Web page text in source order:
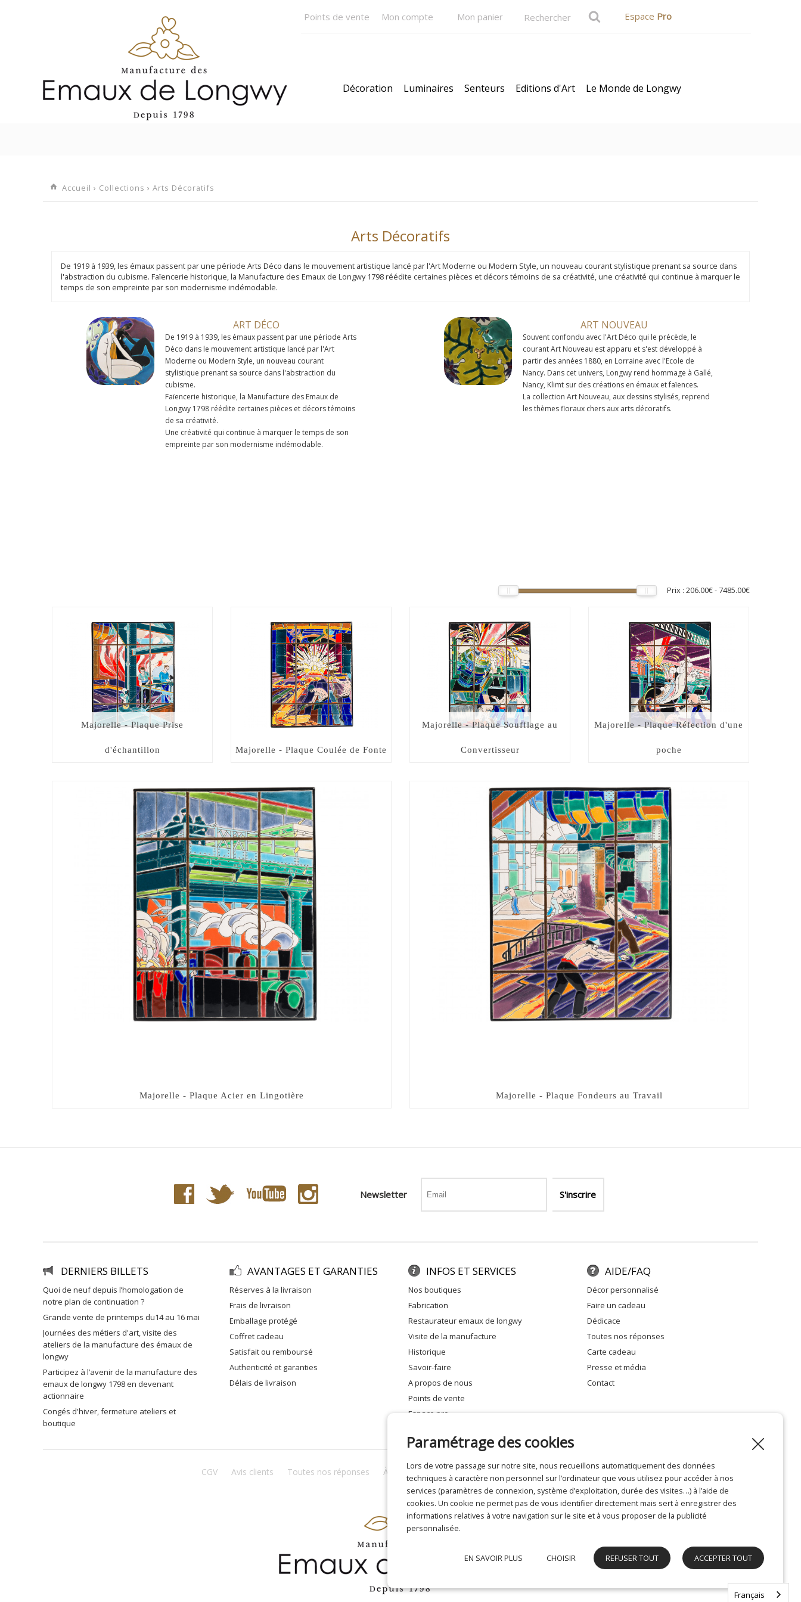
Points de vente Mon compte Mon panier Espace Pro
Décoration Luminaires Senteurs Editions d'Art Le Monde de Longwy
Accueil › Collections › Arts Décoratifs
Arts Décoratifs
De 1919 à 1939, les émaux passent par une période Arts Déco dans le mouvement artistique lancé par l'Art Moderne ou Modern Style, un nouveau courant stylistique prenant sa source dans
l'abstraction du cubisme. Faïencerie historique, la Manufacture des Emaux de Longwy 1798 réédite certaines pièces et décors témoins de sa créativité, une créativité qui continue à marquer le
temps de son empreinte par son modernisme indémodable.
ART DÉCO
De 1919 à 1939, les émaux passent par une période Arts
Déco dans le mouvement artistique lancé par l'Art
Moderne ou Modern Style, un nouveau courant
stylistique prenant sa source dans l'abstraction du
cubisme.
Faïencerie historique, la Manufacture des Emaux de
Longwy 1798 réédite certaines pièces et décors témoins
de sa créativité.
Une créativité qui continue à marquer le temps de son
empreinte par son modernisme indémodable.
ART NOUVEAU
Souvent confondu avec l'Art Déco qui le précède, le
courant Art Nouveau est apparu et s'est développé à
partir des années 1880, en Lorraine avec l'Ecole de
Nancy. Dans cet univers, Longwy rend hommage à Gallé,
Nancy, Klimt sur des créations en émaux et faïences.
La collection Art Nouveau, aux dessins stylisés, reprend
les thèmes floraux chers aux arts décoratifs.
Prix : 206.00€- 7485.00€
Majorelle - Plaque Prise
d'échantillon Majorelle - Plaque Coulée de Fonte
Majorelle - Plaque Soufflage au
Convertisseur
Majorelle - Plaque Réfection d'une
poche
Majorelle - Plaque Acier en Lingotière Majorelle - Plaque Fondeurs au Travail
Newsletter
DERNIERS BILLETS
quoi de neuf depuis l’homologation de
notre plan de continuation ?
grande vente de printemps du14 au 16 mai
journées des métiers d'art, visite des
ateliers de la manufacture des émaux de
longwy
participez à l’avenir de la manufacture des
emaux de longwy 1798 en devenant
actionnaire
congés d'hiver, fermeture ateliers et
boutique
AVANTAGES ET GARANTIES
réserves à la livraison
frais de livraison
emballage protégé
coffret cadeau
satisfait ou remboursé
authenticité et garanties
délais de livraison
INFOS ET SERVICES
nos boutiques
fabrication
restaurateur emaux de longwy
visite de la manufacture
historique
savoir-faire
a propos de nous
points de vente
espace pro
AIDE/FAQ
décor personnalisé
faire un cadeau
dédicace
toutes nos réponses
carte cadeau
presse et média
contact
CGV Avis clients Toutes nos réponses À propos de nous Confidentialité Mentions légales
Français
Paramétrage des cookies
Lors de votre passage sur notre site, nous recueillons automatiquement des données
techniques à caractère non personnel sur l’ordinateur que vous utilisez pour accéder à nos
services (paramètres de connexion, système d’exploitation, durée des visites…) à l’aide de
cookies. Un cookie ne permet pas de vous identifier directement mais sert à enregistrer des
informations relatives à votre navigation sur le site et à vous proposer de la publicité
personnalisée.
EN SAVOIR PLUS CHOISIR REFUSER TOUT ACCEPTER TOUT